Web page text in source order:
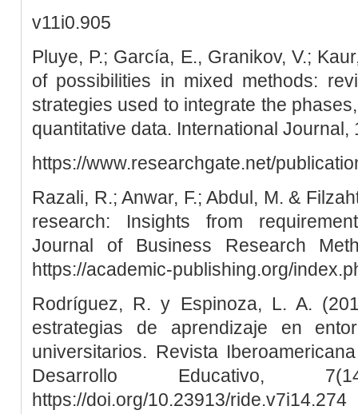
v11i0.905
Pluye, P.; García, E., Granikov, V.;
of possibilities in mixed methods:
strategies used to integrate the
quantitative data. International Journal,
https://www.researchgate.net/
Razali, R.; Anwar, F.; Abdul, M. &
research: Insights from
Journal of Business Research
https://academic-publishing.org/
Rodríguez, R. y Espinoza, L. A.
estrategias de aprendizaje en
universitarios. Revista
Desarrollo Educativo,
https://doi.org/10.23913/ride.v7i14.274